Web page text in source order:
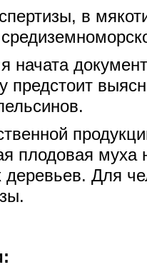
в
начата
предстоит
плодовая муха
Для